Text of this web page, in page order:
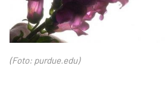
(Foto: purdue.edu)